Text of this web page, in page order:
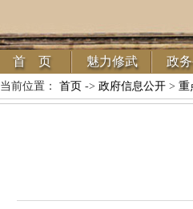
首 页 魅力修武 政
当前位置： 首页 -> 政府信息公开> 重